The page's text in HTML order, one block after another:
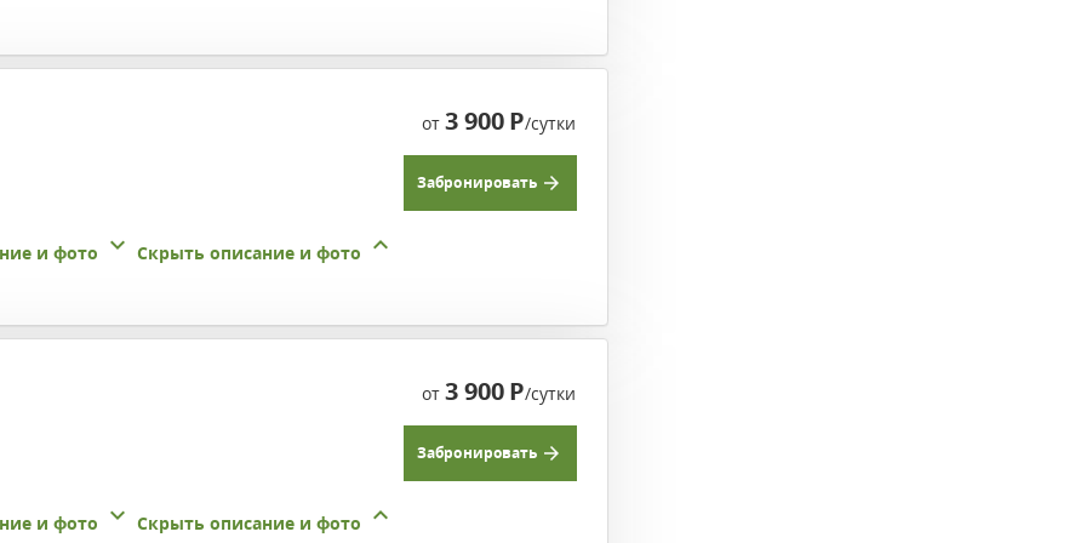
от3 900Р/сутки
Забронировать
и фото Скрыть описание и фото
от3 900Р/сутки
Забронировать
и фото Скрыть описание и фото